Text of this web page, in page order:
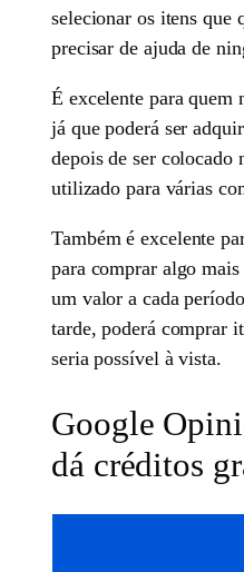
selecionar os itens que
precisar de ajuda de
É excelente para quem
já que poderá ser
depois de ser colocado
utilizado para várias
Também é excelente
para comprar algo
um valor a cada
tarde, poderá comprar
seria possível à vista.
Google
dá créditos